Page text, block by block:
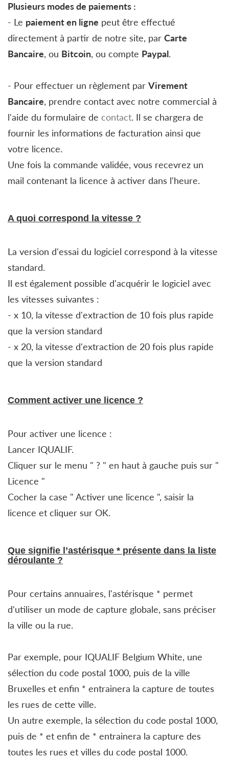
Plusieurs modes de paiements :
- Le paiement en ligne peut être effectué
directement à partir de notre site, par Carte
Bancaire, ou Bitcoin, ou compte Paypal.
- Pour effectuer un règlement par Virement
Bancaire, prendre contact avec notre commercial à
l'aide du formulaire de contact. Il se chargera de
fournir les informations de facturation ainsi que
votre licence.
Une fois la commande validée, vous recevrez un
mail contenant la licence à activer dans l'heure.
A quoi correspond la vitesse ?
La version d'essai du logiciel correspond à la vitesse
standard.
Il est également possible d'acquérir le logiciel avec
les vitesses suivantes :
- x 10, la vitesse d'extraction de 10 fois plus rapide
que la version standard
- x 20, la vitesse d'extraction de 20 fois plus rapide
que la version standard
Comment activer une licence ?
Pour activer une licence :
Lancer IQUALIF.
Cliquer sur le menu " ? " en haut à gauche puis sur "
Licence "
Cocher la case " Activer une licence ", saisir la
licence et cliquer sur OK.
Que signifie l’astérisque * présente dans la liste
déroulante ?
Pour certains annuaires, l'astérisque * permet
d'utiliser un mode de capture globale, sans préciser
la ville ou la rue.
Par exemple, pour IQUALIF Belgium White, une
sélection du code postal 1000, puis de la ville
Bruxelles et enfin * entrainera la capture de toutes
les rues de cette ville.
Un autre exemple, la sélection du code postal 1000,
puis de * et enfin de * entrainera la capture des
toutes les rues et villes du code postal 1000.